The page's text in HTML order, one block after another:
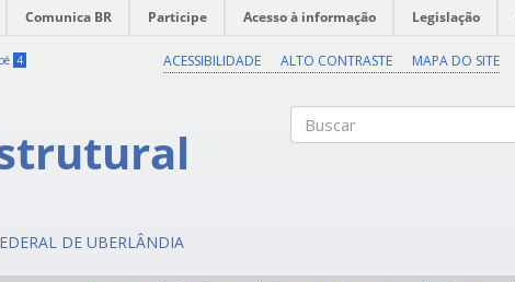
Comunica BR Participe Acesso à informação Legislação
4 ACESSIBILIDADE ALTO CONTRASTE MAPA DO SITE
DE UBERLÂNDIA